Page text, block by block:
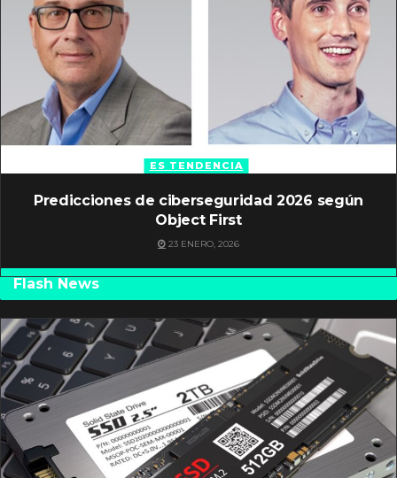
ES TENDENCIA
Predicciones de ciberseguridad 2026 según
Object First
23 ENERO, 2026
Flash News